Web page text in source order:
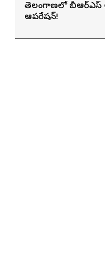
తెలంగాణలో బీఆర్ఎస్‌
ఆపరేషన్!